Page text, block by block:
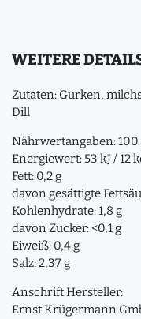
WEITERE
Zutaten: Gurken,
Dill
Nährwertangaben:
Energiewert: 53 kJ / 12
Fett: 0,2 g
davon gesättigte
Kohlenhydrate: 1,8 g
davon Zucker: <0,1 g
Eiweiß: 0,4 g
Salz: 2,37 g
Anschrift Hersteller:
Ernst Krügermann